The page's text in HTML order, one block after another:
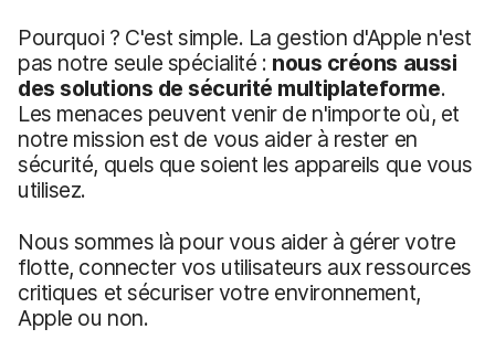
Pourquoi ? C'est simple. La gestion d'Apple n'est
pas notre seule spécialité : nous créons aussi
des solutions de sécurité multiplateforme.
Les menaces peuvent venir de n'importe où, et
notre mission est de vous aider à rester en
sécurité, quels que soient les appareils que vous
utilisez.
Nous sommes là pour vous aider à gérer votre
flotte, connecter vos utilisateurs aux ressources
critiques et sécuriser votre environnement,
Apple ou non.